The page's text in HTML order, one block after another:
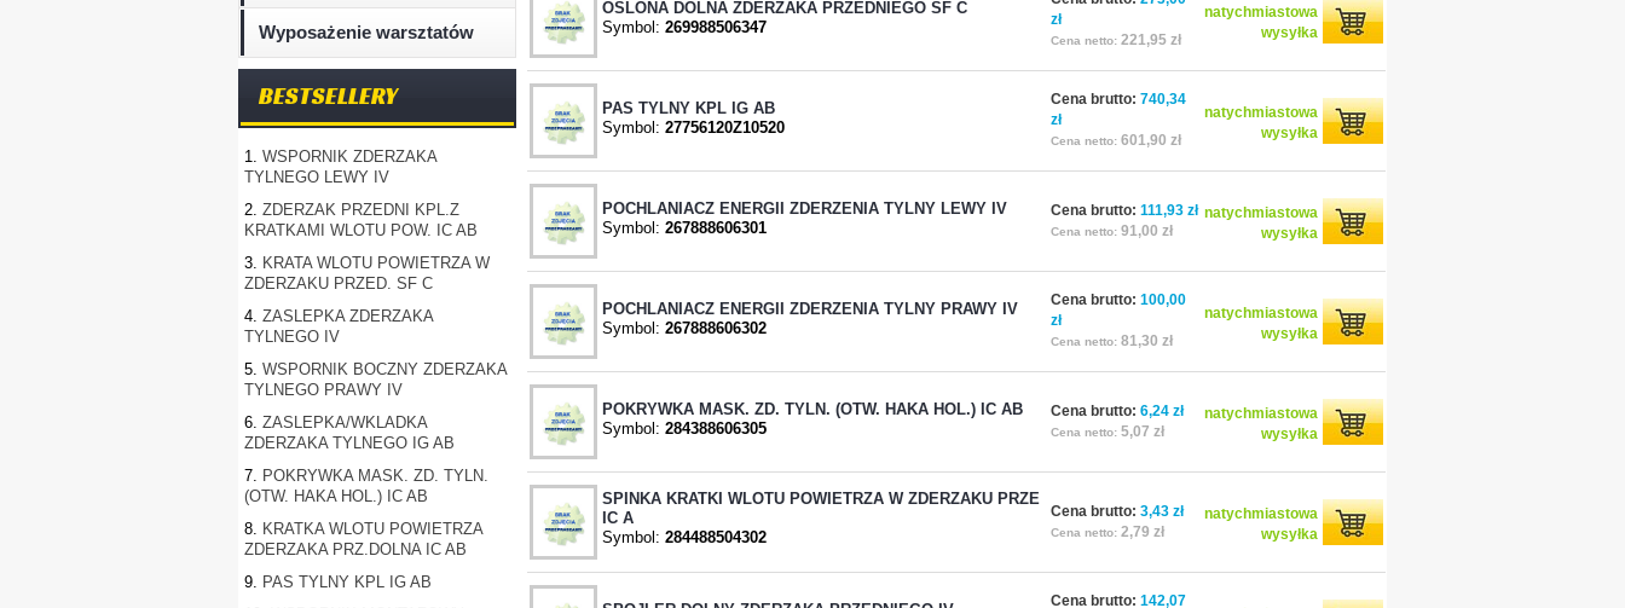
Wyposażenie warsztatów
BESTSELLERY
1. WSPORNIK ZDERZAKA
TYLNEGO LEWY IV
2. ZDERZAK PRZEDNI KPL.Z
KRATKAMI WLOTU POW. IC AB
3. KRATA WLOTU POWIETRZA W
ZDERZAKU PRZED. SF C
4. ZASLEPKA ZDERZAKA
TYLNEGO IV
5. WSPORNIK BOCZNY ZDERZAKA
TYLNEGO PRAWY IV
6. ZASLEPKA/WKLADKA
ZDERZAKA TYLNEGO IG AB
7. POKRYWKA MASK. ZD. TYLN.
(OTW. HAKA HOL.) IC AB
8. KRATKA WLOTU POWIETRZA
ZDERZAKA PRZ.DOLNA IC AB
9. PAS TYLNY KPL IG AB
OSLONA DOLNA ZDERZAKA PRZEDNIEGO SF C
Symbol: 269988506347
zł
Cena netto: 221,95 zł
natychmiastowa
wysyłka
PAS TYLNY KPL IG AB
Symbol: 27756120Z10520
Cena brutto: 740,34
zł
Cena netto: 601,90 zł
natychmiastowa
wysyłka
POCHLANIACZ ENERGII ZDERZENIA TYLNY LEWY IV
Symbol: 267888606301
Cena brutto: 111,93 zł
Cena netto: 91,00 zł
natychmiastowa
wysyłka
POCHLANIACZ ENERGII ZDERZENIA TYLNY PRAWY IV
Symbol: 267888606302
Cena brutto: 100,00
zł
Cena netto: 81,30 zł
natychmiastowa
wysyłka
POKRYWKA MASK. ZD. TYLN. (OTW. HAKA HOL.) IC AB
Symbol: 284388606305
Cena brutto: 6,24 zł
Cena netto: 5,07 zł
natychmiastowa
wysyłka
SPINKA KRATKI WLOTU POWIETRZA W ZDERZAKU PRZE
IC A
Symbol: 284488504302
Cena brutto: 3,43 zł
Cena netto: 2,79 zł
natychmiastowa
wysyłka
Cena brutto: 142,07